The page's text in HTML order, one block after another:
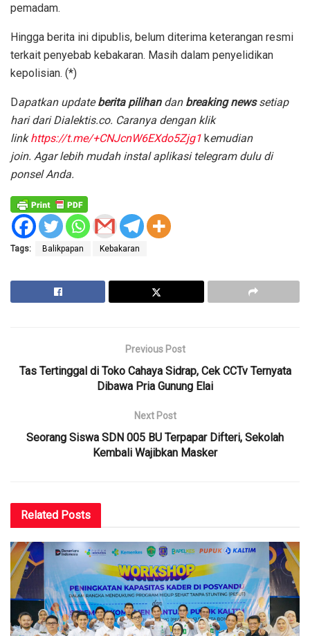
pemadam.
Hingga berita ini dipublis, belum diterima keterangan resmi
terkait penyebab kebakaran. Masih dalam penyelidikan
kepolisian. (*)
Dapatkan updateberita pilihan dan breaking newssetiap
hari dari Dialektis.co. Caranya dengan klik
link https://t.me/+CNJcnW6EXdo5Zjg1 kemudian
join. Agar lebih mudah instalaplikasi telegram dulu di
ponsel Anda.
Tags: Balikpapan Kebakaran
Previous Post
Tas Tertinggal di Toko Cahaya Sidrap, Cek CCTv Ternyata
Dibawa Pria Gunung Elai
Next Post
Seorang Siswa SDN 005 BU Terpapar Difteri, Sekolah
Kembali Wajibkan Masker
Related Posts